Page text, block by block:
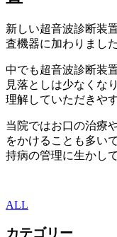
新しい超音波診断装
査機器に加わりました
中でも超音波診断装
見落としは少なくな
理解していただきや
当院ではお口の治療
をかけることも多い
持病の管理に生かし
ALL
カテゴリー